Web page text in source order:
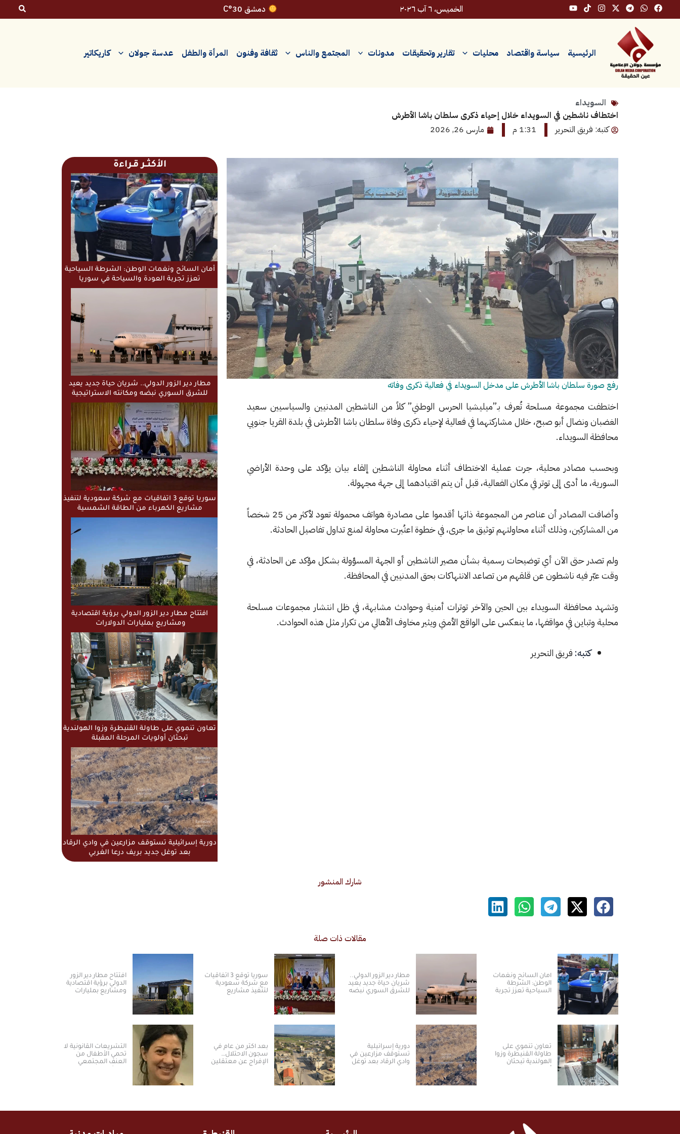
تخطي
إلى
الخميس، ٦ آب ٢٠٢٦ دمشق 30°C
الرئيسية سياسة واقتصاد محليات تقارير وتحقيقات مدونات المجتمع والناس ثقافة وفنون المرأة والطفل عدسة جولان كاريكاتير
السويداء
اختطاف ناشطين في السويداء خلال إحياء ذكرى سلطان باشا الأطرش
كتبه: فريق التحرير
1:31 م مارس 26, 2026
رفع صورة سلطان باشا الأطرش على مدخل السويداء في فعالية ذكرى وفاته
اختطفت مجموعة مسلحة تُعرف بـ”ميليشيا الحرس الوطني” كلاً من الناشطين المدنيين والسياسيين سعيد
الغضبان ونضال أبو صبح، خلال مشاركتهما في فعالية لإحياء ذكرى وفاة سلطان باشا الأطرش في بلدة القريا جنوبي
محافظة السويداء.
وبحسب مصادر محلية، جرت عملية الاختطاف أثناء محاولة الناشطين إلقاء بيان يؤكد على وحدة الأراضي
السورية، ما أدى إلى توتر في مكان الفعالية، قبل أن يتم اقتيادهما إلى جهة مجهولة.
وأضافت المصادر أن عناصر من المجموعة ذاتها أقدموا على مصادرة هواتف محمولة تعود لأكثر من 25 شخصاً
من المشاركين، وذلك أثناء محاولتهم توثيق ما جرى، في خطوة اعتُبرت محاولة لمنع تداول تفاصيل الحادثة.
ولم تصدر حتى الآن أي توضيحات رسمية بشأن مصير الناشطين أو الجهة المسؤولة بشكل مؤكد عن الحادثة، في
وقت عبّر فيه ناشطون عن قلقهم من تصاعد الانتهاكات بحق المدنيين في المحافظة.
وتشهد محافظة السويداء بين الحين والآخر توترات أمنية وحوادث مشابهة، في ظل انتشار مجموعات مسلحة
محلية وتباين في مواقفها، ما ينعكس على الواقع الأمني ويثير مخاوف الأهالي من تكرار مثل هذه الحوادث.
كتبه: فريق التحرير
الأكثــر قـراءة
أمان السائح ونغمات الوطن: الشرطة السياحية
تعزز تجربة العودة والسياحة في سوريا
مطار دير الزور الدولي.. شريان حياة جديد يعيد
للشرق السوري نبضه ومكانته الاستراتيجية
سوريا توقع 3 اتفاقيات مع شركة سعودية لتنفيذ
مشاريع الكهرباء من الطاقة الشمسية
افتتاح مطار دير الزور الدولي برؤية اقتصادية
ومشاريع بمليارات الدولارات ​
تعاون تنموي على طاولة القنيطرة وزوا الهولندية
تبحثان أولويات المرحلة المقبلة
دورية إسرائيلية تستوقف مزارعين في وادي الرقاد
بعد توغل جديد بريف درعا الغربي
شارك المنشور
مقالات ذات صلة
أمان السائح ونغمات
الوطن: الشرطة
السياحية تعزز تجربة
مطار دير الزور الدولي..
شريان حياة جديد يعيد
للشرق السوري نبضه
سوريا توقع 3 اتفاقيات
مع شركة سعودية
لتنفيذ مشاريع
افتتاح مطار دير الزور
الدولي برؤية اقتصادية
ومشاريع بمليارات
تعاون تنموي على
طاولة القنيطرة وزوا
الهولندية تبحثان
دورية إسرائيلية
تستوقف مزارعين في
وادي الرقاد بعد توغل
بعد أكثر من عام في
سجون الاحتلال…
الإفراج عن معتقلين
التشريعات القانونية لا
تحمي الأطفال من
العنف المجتمعي